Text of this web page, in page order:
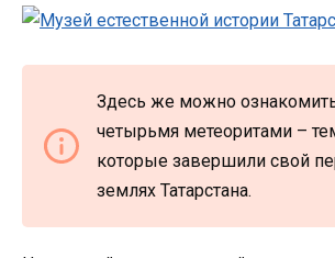
Здесь же можно
четырьмя метеоритами –
которые завершили свой
землях Татарстана.